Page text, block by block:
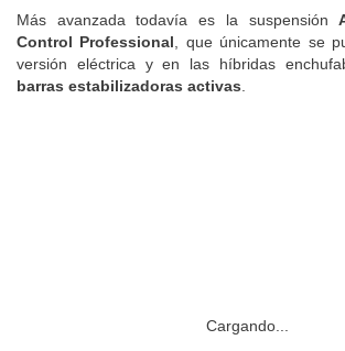
Más avanzada todavía es la suspensión
Control Professional , que únicamente se
versión eléctrica y en las híbridas
barras estabilizadoras activas
Cargando...